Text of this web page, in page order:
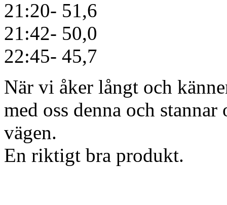
21:20- 51,6
21:42- 50,0
22:45- 45,7
När vi åker långt och
med oss denna och
vägen.
En riktigt bra produkt.